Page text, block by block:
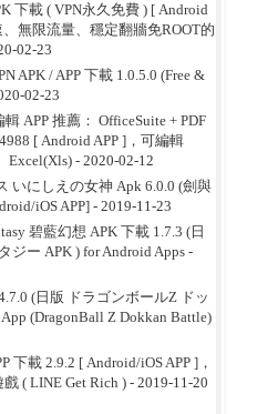
下載 ( VPN永久免費 ) [ Android
無限流量、穩定翻牆免ROOT的
02-23
APK / APP 下載 1.0.5.0 (Free &
02-23
APP 推薦： OfficeSuite + PDF
[ Android APP ]，可編輯
Excel(Xls)- 2020-02-12
いにしえの女神 Apk 6.0.0 (劍與
iOS APP]- 2019-11-23
碧藍幻想 APK 下載 1.7.3 (日
ジー APK ) for Android Apps -
(日版 ドラゴンボールZ ドッ
(DragonBall Z Dokkan Battle)
下載 2.9.2 [ Android/iOS APP ]，
( LINE Get Rich )- 2019-11-20